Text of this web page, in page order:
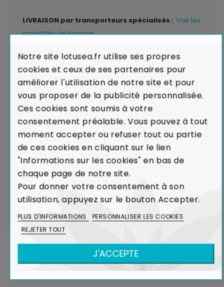
LIVRAISON par transporteurs spécialisés : Voir les
modalités de livraison
Garantie de Conformité : Satisfait ou
Remboursé.En cas de défaut majeur sur un produit
reçu ou de non-conformité par rapport à votre
commande, nous remplaçons aussitôt votre meuble.
Voir Charte de Qualité
Dans le cadre de la production de caoutchouc,
l'Hévéa était un arbre voué à l'incinération.
Le recyclage de l'Hévéa dans la réalisation de
meubles contribue ainsi à limiter l'émission de
CO₂ dans l'atmosphère.
Voir Bois et Environnement
DANS LA MÊME COLLECTION
Notre site lotusea.fr utilise ses propres
cookies et ceux de ses partenaires pour
améliorer l'utilisation de notre site et pour
vous proposer de la publicité personnalisée.
Ces cookies sont soumis à votre
consentement préalable. Vous pouvez à tout
moment accepter ou refuser tout ou partie
de ces cookies en cliquant sur le lien
"Informations sur les cookies" en bas de
chaque page de notre site.
Pour donner votre consentement à son
utilisation, appuyez sur le bouton Accepter.
PLUS D'INFORMATIONS
PERSONNALISER LES COOKIES
REJETER TOUT
J'ACCEPTE